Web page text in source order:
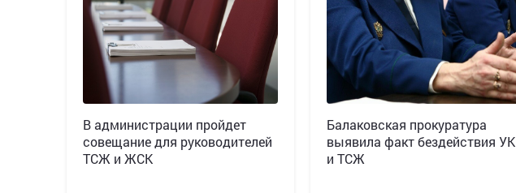
В администрации пройдет
совещание для руководителей
ТСЖ и ЖСК
Балаковская прокуратура
выявила факт бездействия УК
и ТСЖ